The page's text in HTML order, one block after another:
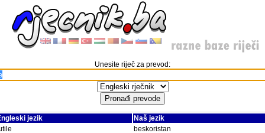
Unesite riječ za prevod:
jezik
Naš jezik
beskoristan